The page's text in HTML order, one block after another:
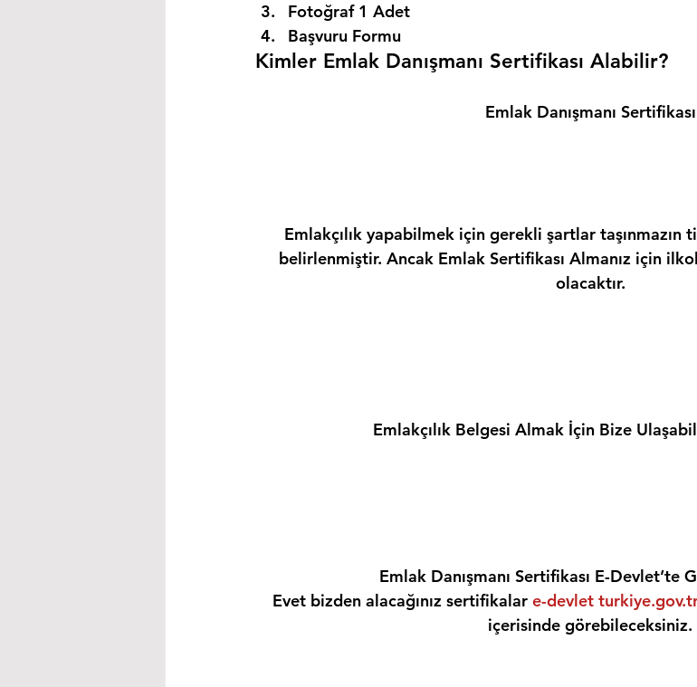
Fotoğraf 1 Adet
Başvuru Formu
Kimler Emlak Danışmanı Sertifikası Alabilir?
Emlak Danışmanı Sertifikası
Emlakçılık yapabilmek için gerekli şartlar
belirlenmiştir. Ancak Emlak Sertifikası Almanız için
olacaktır.
Emlakçılık Belgesi Almak İçin Bize
Emlak Danışmanı Sertifikası E-Devlet’te
Evet bizden alacağınız sertifikalar e-devlet
içerisinde görebileceksiniz.